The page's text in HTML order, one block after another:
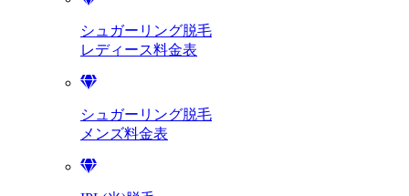
シュガーリング脱毛
レディース料金表
シュガーリング脱毛
メンズ料金表